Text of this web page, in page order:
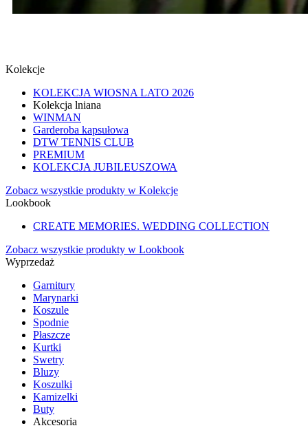
Kolekcje
KOLEKCJA WIOSNA LATO 2026
Kolekcja lniana
WINMAN
Garderoba kapsułowa
DTW TENNIS CLUB
PREMIUM
KOLEKCJA JUBILEUSZOWA
Zobacz wszystkie produkty w Kolekcje
Lookbook
CREATE MEMORIES. WEDDING COLLECTION
Zobacz wszystkie produkty w Lookbook
Wyprzedaż
Garnitury
Marynarki
Koszule
Spodnie
Płaszcze
Kurtki
Swetry
Bluzy
Koszulki
Kamizelki
Buty
Akcesoria